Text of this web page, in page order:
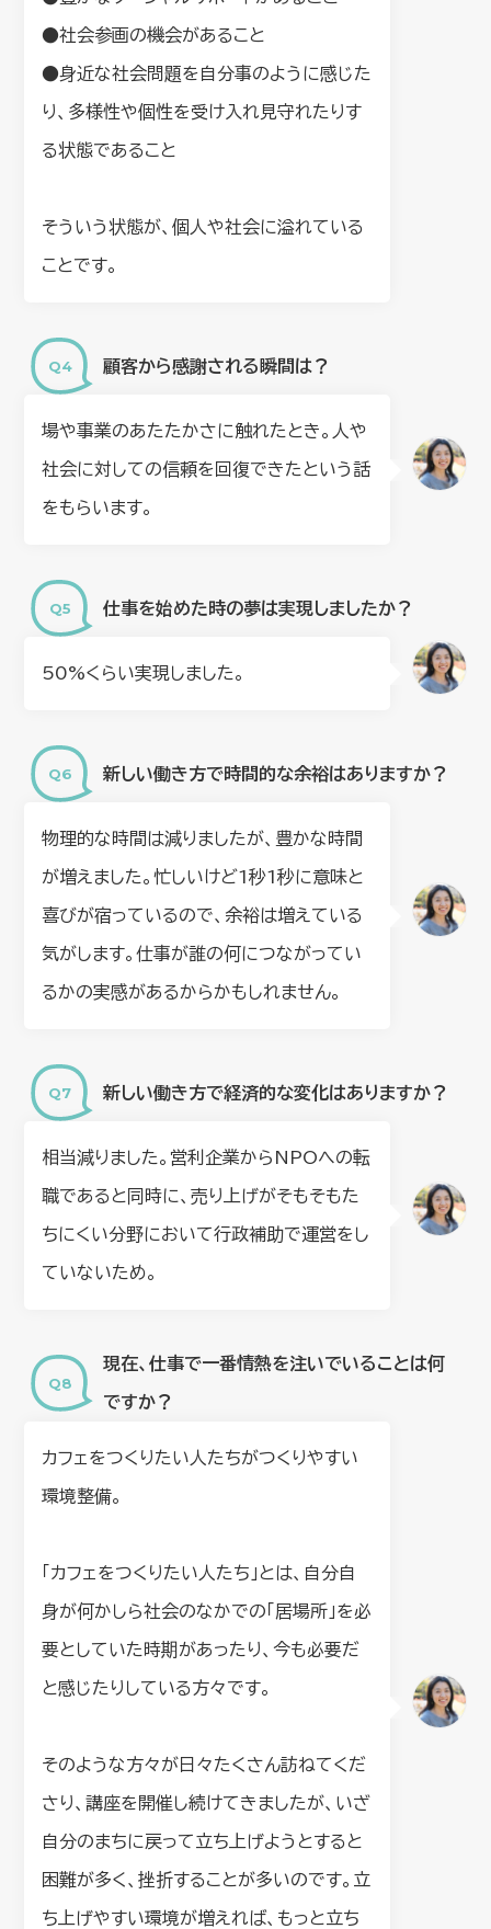
●社会参画の機会があること
●身近な社会問題を自分事のように感じた
り、多様性や個性を受け入れ見守れたりす
る状態であること
そういう状態が、個人や社会に溢れている
ことです。
顧客から感謝される瞬間は？
場や事業のあたたかさに触れたとき。人や
社会に対しての信頼を回復できたという話
をもらいます。
仕事を始めた時の夢は実現しましたか？
50%くらい実現しました。
新しい働き方で時間的な余裕はありますか？
物理的な時間は減りましたが、豊かな時間
が増えました。忙しいけど1秒1秒に意味と
喜びが宿っているので、余裕は増えている
気がします。仕事が誰の何につながってい
るかの実感があるからかもしれません。
新しい働き方で経済的な変化はありますか？
相当減りました。営利企業からNPOへの転
職であると同時に、売り上げがそもそもた
ちにくい分野において行政補助で運営をし
ていないため。
現在、仕事で一番情熱を注いでいることは何
ですか？
カフェをつくりたい人たちがつくりやすい
環境整備。
「カフェをつくりたい人たち」とは、自分自
身が何かしら社会のなかでの「居場所」を必
要としていた時期があったり、今も必要だ
と感じたりしている方々です。
そのような方々が日々たくさん訪ねてくだ
さり、講座を開催し続けてきましたが、いざ
自分のまちに戻って立ち上げようとすると
困難が多く、挫折することが多いのです。立
ち上げやすい環境が増えれば、もっと立ち